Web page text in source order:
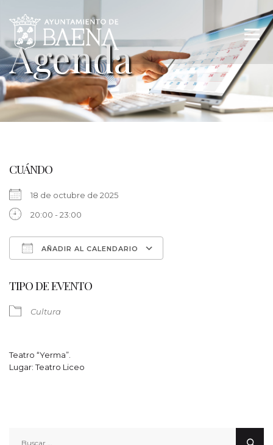
CUÁNDO
18 de octubre de 2025
20:00 - 23:00
AÑADIR AL CALENDARIO
TIPO DE EVENTO
Cultura
Teatro “Yerma”.
Lugar: Teatro Liceo